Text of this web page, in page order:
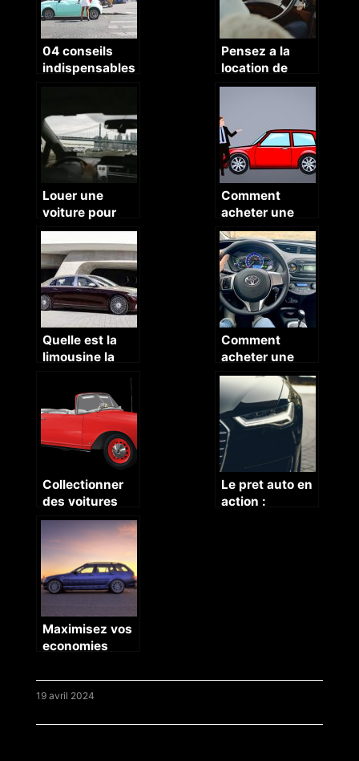
04 conseils
indispensables
voiture
ancienne
Pensez a la
location de
voiture en
Louer une
voiture pour
visiter La
Guadeloupe:
que devez-
vous savoir?
Comment
acheter une
voiture
d’occasion en
toute serenite ?
Quelle est la
limousine la
vogue ?
Comment
acheter une
voiture chez un
concessionnair
e ?
Collectionner
des voitures
anciennes est
encore
tendance
Le pret auto en
action :
Maximisez vos
economies
location de
voiture a petit
compromis
19 avril 2024